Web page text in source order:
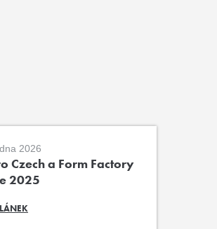
2026
Czech a Form Factory
2025